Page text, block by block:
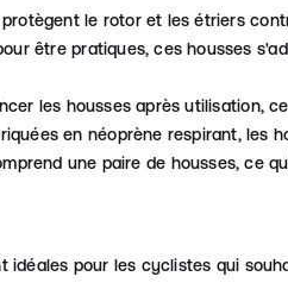
le rotor et les étriers
être pratiques, ces housses
les housses après utilisation,
en néoprène respirant,
une paire de housses, ce
idéales pour les cyclistes qui